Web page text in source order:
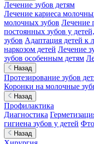
Лечение зубов детям
Лечение кариеса
молочных зубов Лечение
постоянных зубов у
зубов Адаптация детей к
наркозом детей Лечение
зубов особенным детям
Назад
Протезирование зубов
Коронки на молочные
Назад
Профилактика
Диагностика
гигиена зубов у детей
Назад